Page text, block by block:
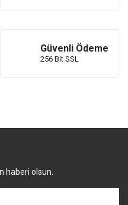
Güvenli Ödeme
256 Bit SSL
haberi olsun.